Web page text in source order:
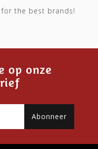
the best brands!
op onze
Abonneer